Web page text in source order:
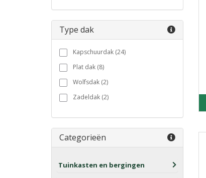
Type dak
Kapschuurdak (24)
Plat dak (8)
Wolfsdak (2)
Zadeldak (2)
Categorieën
Tuinkasten en bergingen